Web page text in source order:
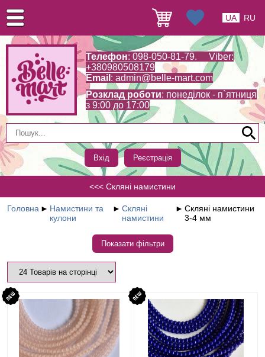
Телефон: 098-050-81-79. Viber:
+380980508179
Email : admin@belle-mart.com
Розклад роботи: понеділок - п`ятниця
з 9:00 до 17:00
Вхід Реєстрація
UA RU
<<< Скляні намистини
Головна ► Намистини та
кулони
► Скляні
намистини
► Скляні намистини
3-4 мм
Показати фільтри